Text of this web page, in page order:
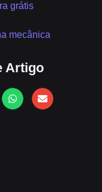
grátis
mecânica
Artigo